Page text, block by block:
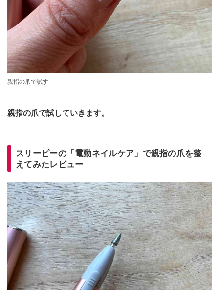
親指の爪で試す
親指の爪で試していきます。
スリーピーの「電動ネイルケア」で親指の爪を整
えてみたレビュー